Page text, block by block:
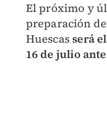
El próximo y
preparación
Huescas será
16 de julio ante